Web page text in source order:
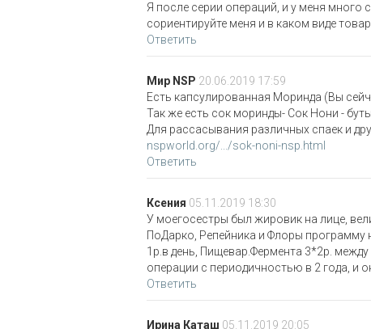
Я после серии операций, и у меня
сориентируйте меня и в каком виде
Ответить
Мир NSP 20.06.2019 17:59
Есть капсулированная Моринда (Вы
Так же есть сок моринды- Сок Нони -
Для рассасывания различных спаек и
nspworld.org/.../sok-noni-nsp.html
Ответить
Ксения 05.11.2019 18:30
У моегосестры был жировик на лице,
ПоДарко, Репейника и Флоры программу
1р.в день, Пищевар.Фермента 3*2р.
операции с периодичностью в 2 года, и
Ответить
Ирина Каташ 05.11.2019 20:05